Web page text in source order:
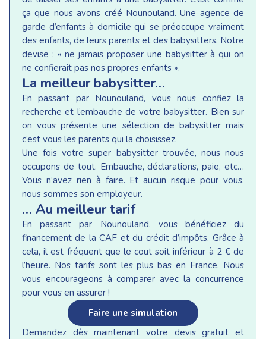
ça que nous avons créé Nounouland. Une agence de
garde d’enfants à domicile qui se préoccupe vraiment
des enfants, de leurs parents et des babysitters. Notre
devise : « ne jamais proposer une babysitter à qui on
ne confierait pas nos propres enfants ».
La meilleur babysitter…
En passant par Nounouland, vous nous confiez la
recherche et l’embauche de votre babysitter. Bien sur
on vous présente une sélection de babysitter mais
c’est vous les parents qui la choisissez.
Une fois votre super babysitter trouvée, nous nous
occupons de tout. Embauche, déclarations, paie, etc…
Vous n’avez rien à faire. Et aucun risque pour vous,
nous sommes son employeur.
… Au meilleur tarif
En passant par Nounouland, vous bénéficiez du
financement de la CAF et du crédit d’impôts. Grâce à
cela, il est fréquent que le cout soit inférieur à 2 € de
l’heure. Nos tarifs sont les plus bas en France. Nous
vous encourageons à comparer avec la concurrence
pour vous en assurer !
Faire une simulation
Demandez dès maintenant votre devis gratuit et